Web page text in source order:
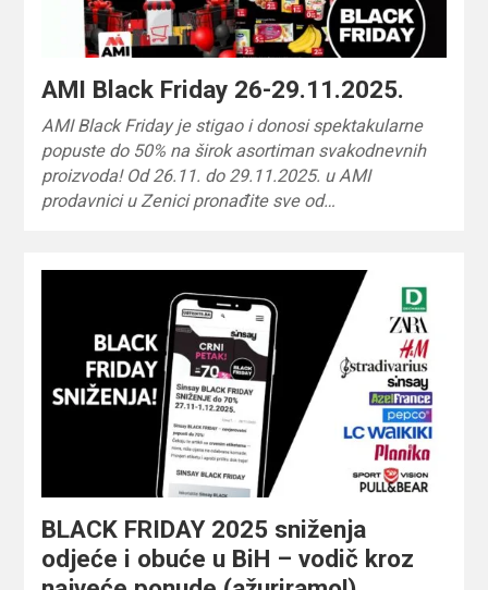
AMI Black Friday 26-29.11.2025.
AMI Black Friday je stigao i donosi spektakularne
popuste do 50% na širok asortiman svakodnevnih
proizvoda! Od 26.11. do 29.11.2025. u AMI
prodavnici u Zenici pronađite sve od…
BLACK FRIDAY 2025 sniženja
odjeće i obuće u BiH – vodič kroz